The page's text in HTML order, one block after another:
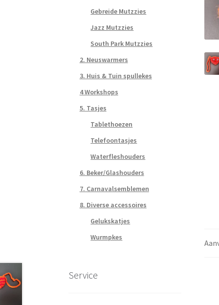
Gebreide Mutzzies
Jazz Mutzzies
South Park Mutzzies
2. Neuswarmers
3. Huis & Tuin spullekes
4 Workshops
5. Tasjes
Tablethoezen
Telefoontasjes
Waterfleshouders
6. Beker/Glashouders
7. Carnavalsemblemen
8. Diverse accessoires
Gelukskatjes
Wurmpkes
Service